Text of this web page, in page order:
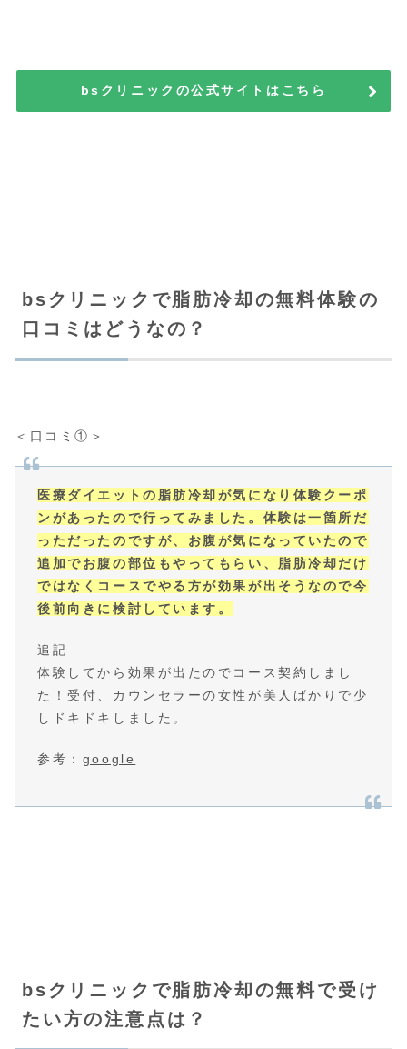
bsクリニックの公式サイトはこちら
bsクリニックで脂肪冷却の無料体験の
口コミはどうなの？
＜口コミ①＞
医療ダイエットの脂肪冷却が気になり体験クーポ
ンがあったので行ってみました。体験は一箇所だ
っただったのですが、お腹が気になっていたので
追加でお腹の部位もやってもらい、脂肪冷却だけ
ではなくコースでやる方が効果が出そうなので今
後前向きに検討しています。
追記
体験してから効果が出たのでコース契約しまし
た！受付、カウンセラーの女性が美人ばかりで少
しドキドキしました。
参考： google
bsクリニックで脂肪冷却の無料で受け
たい方の注意点は？